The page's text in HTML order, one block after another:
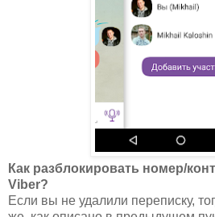
Как разблокировать номер/
Viber?
Если вы не удалили переписку,